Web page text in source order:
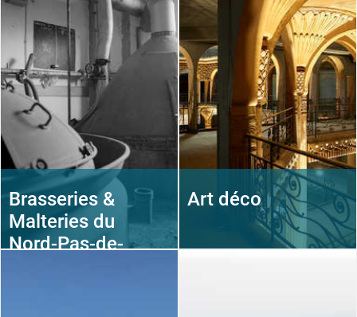
Brasseries &
Malteries du
Nord-Pas-de-
Art déco